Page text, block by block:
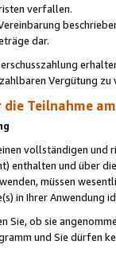
verfallen.
dar.
Vergütung zu
Teilnahme
vollständigen
enthalten und über
müssen
in Ihrer Anwendung
Sie, ob sie
und Sie dürfen